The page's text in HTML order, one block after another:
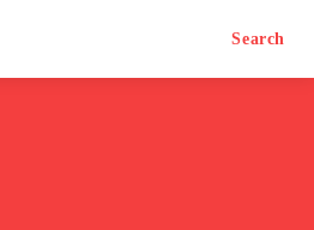
Search